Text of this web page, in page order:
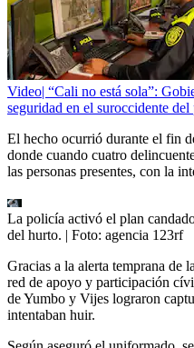
Video| “Cali no está sola”:
seguridad en el suroccidente del
El hecho ocurrió durante el fin
donde cuando cuatro
las personas presentes, con la
La policía activó el plan
del hurto. | Foto: agencia 123rf
Gracias a la alerta temprana de
red de apoyo y participación
de Yumbo y Vijes lograron
intentaban huir.